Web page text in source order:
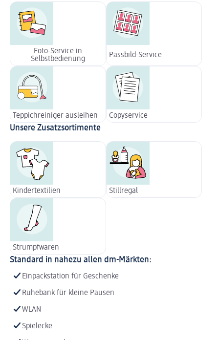
Foto-Service in
Selbstbedienung
Passbild-Service
Teppichreiniger ausleihen Copyservice
Unsere Zusatzsortimente
Kindertextilien Stillregal
Strumpfwaren
Standard in nahezu allen dm-Märkten:
Einpackstation für Geschenke
Ruhebank für kleine Pausen
WLAN
Spielecke